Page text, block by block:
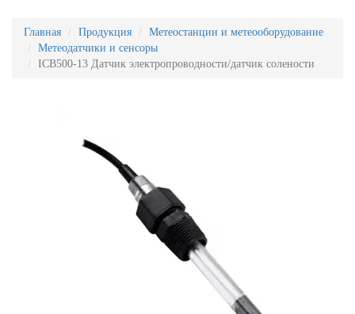
Главная Продукция
Метеостанции и метеооборудование
Метеодатчики и сенсоры
ICB500-13 Датчик электропроводности/датчик солености